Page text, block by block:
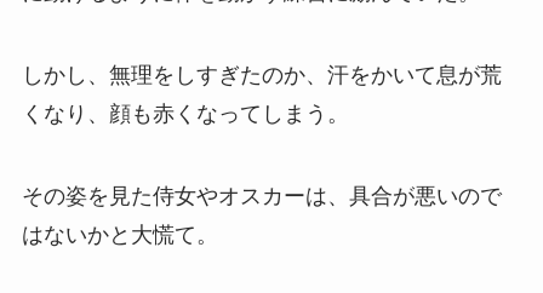
しかし、無理をしすぎたのか、汗をかいて息が荒
くなり、顔も赤くなってしまう。
その姿を見た侍女やオスカーは、具合が悪いので
はないかと大慌て。